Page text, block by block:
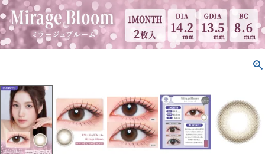
お問い合わせ
よくあるご質問